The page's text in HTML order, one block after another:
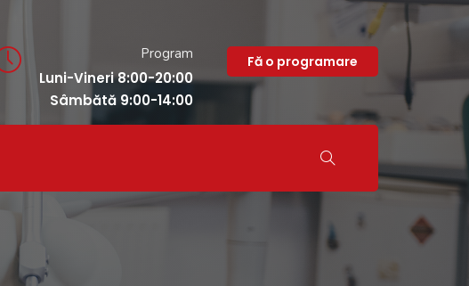
Program
Luni-Vineri 8:00-20:00
Sâmbătă 9:00-14:00
Fă o programare